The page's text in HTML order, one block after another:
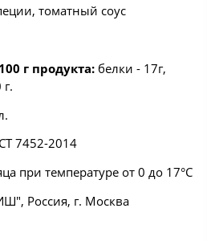
томатный соус
г продукта: белки - 17г,
7452-2014
при температуре от 0 до 17°С
Россия, г. Москва